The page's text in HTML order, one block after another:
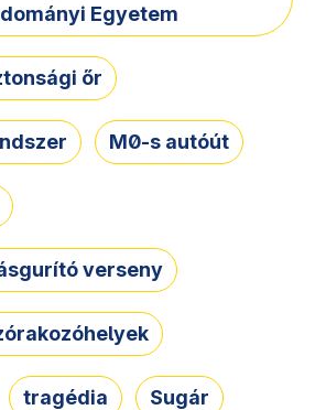
Egyetem
őr
M0-s autóút
verseny
tragédia Sugár